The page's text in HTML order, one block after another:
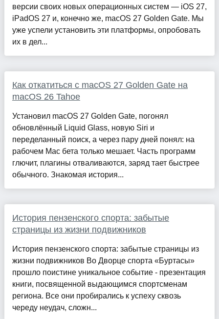
версии своих новых операционных систем — iOS 27,
iPadOS 27 и, конечно же, macOS 27 Golden Gate. Мы
уже успели установить эти платформы, опробовать
их в дел...
Как откатиться с macOS 27 Golden Gate на
macOS 26 Tahoe
Установил macOS 27 Golden Gate, погонял
обновлённый Liquid Glass, новую Siri и
переделанный поиск, а через пару дней понял: на
рабочем Mac бета только мешает. Часть программ
глючит, плагины отваливаются, заряд тает быстрее
обычного. Знакомая история...
История пензенского спорта: забытые
страницы из жизни подвижников
История пензенского спорта: забытые страницы из
жизни подвижников Во Дворце спорта «Буртасы»
прошло поистине уникальное событие - презентация
книги, посвященной выдающимся спортсменам
региона. Все они пробирались к успеху сквозь
череду неудач, сложн...